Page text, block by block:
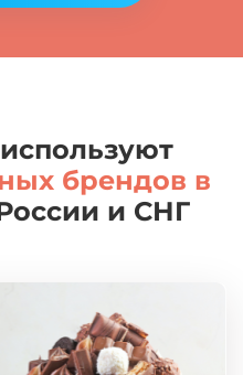
брендов в
и СНГ